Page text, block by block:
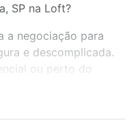
SP na Loft?
a negociação para
e descomplicada.
ou perto do
3 quartos à
SP para conquistar